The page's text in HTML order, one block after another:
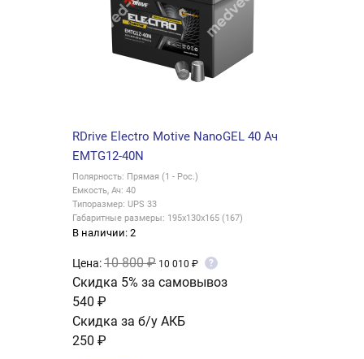
RDrive Electro Motive NanoGEL 40 Ач
EMTG12-40N
Полярность: Прямая (1 - Рос.)
Емкость, Ач: 40
Типоразмер: UPS 33
Габаритные размеры: 195x130x165 (167)
В наличии: 2
Цена:10 800 ₽ 10 010 ₽ ?
Скидка 5% за самовывоз
540 ₽
Скидка за б/у АКБ
250 ₽